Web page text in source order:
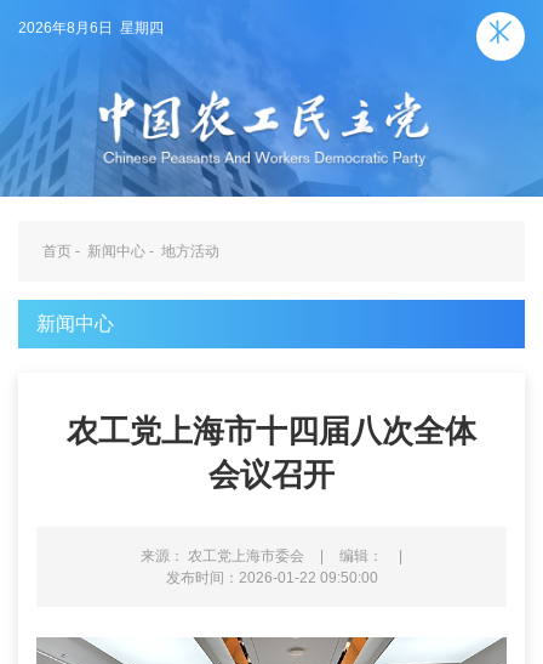
2026年8月6日 星期四
首页 - 新闻中心 - 地方活动
新闻中心
农工党上海市十四届八次全体
会议召开
来源： 农工党上海市委会 | 编辑：
|
发布时间：2026-01-22 09:50:00